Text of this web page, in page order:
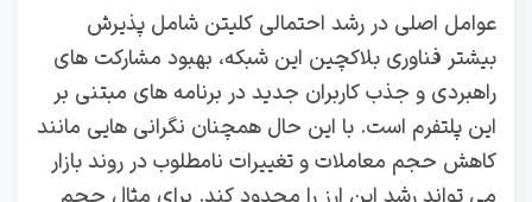
عوامل اصلی در رشد احتمالی کلیتن شامل پذیرش
بیشتر فناوری بلاکچین این شبکه، بهبود مشارکت‌ های
راهبردی و جذب کاربران جدید در برنامه‌ های مبتنی بر
این پلتفرم است. با این حال همچنان نگرانی‌ هایی مانند
کاهش حجم معاملات و تغییرات نامطلوب در روند بازار